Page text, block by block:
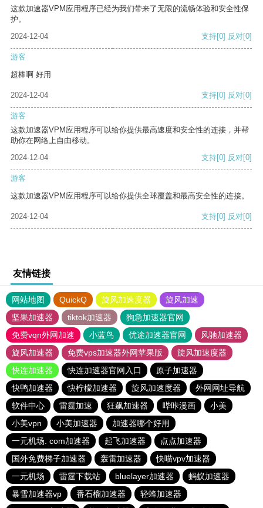
这款加速器VPM应用程序已经为我们带来了无限的流畅体验和安全性保
护。
2024-12-04
支持[0] 反对[0]
游客
超棒啊 好用
2024-12-04 支持[0] 反对[0]
游客
这款加速器VPM应用程序可以给你提供最高速度和安全性的连接，并帮
助你在网络上自由移动。
2024-12-04
支持[0] 反对[0]
游客
这款加速器VPM应用程序可以给你提供全球覆盖和最高安全性的连接。
2024-12-04 支持[0] 反对[0]
友情链接
网站地图 QuickQ 旋风加速度器
旋风加速
坚果加速器
tiktok加速器
狗急加速器官网
免费vqn外网加速
小蓝鸟 优途加速器官网
风驰加速器
旋风加速器
免费vps加速器外网苹果版
旋风加速度器
快连加速器
快连加速器官网入口
原子加速器
快鸭加速器
快柠檬加速器 旋风加速度器
外网网址导航
软件中心
雷霆加速 狂飙加速器 哔咔漫画
小美
小美vpn
小美加速器
加速器哪个好用
一元机场. com加速器
起飞加速器
点点加速器
国外免费梯子加速器
轰雷加速器
快喵vpv加速器
一元机场
雷霆下载站 bluelayer加速器
蚂蚁加速器
暴雪加速器vp
番石榴加速器
轻蜂加速器